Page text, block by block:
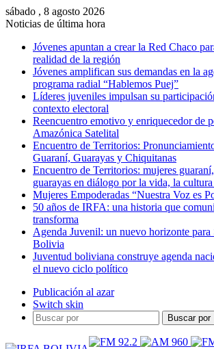
sábado , 8 agosto 2026
Noticias de última hora
Jóvenes apuntan a crear la Red Chaco
realidad de la región
Jóvenes amplifican sus demandas en la
programa radial “Hablemos Puej”
Líderes juveniles impulsan su
contexto electoral
Reencuentro emotivo y enriquecedor de
Amazónica Satelital
Encuentro de Territorios:
Guaraní, Guarayas y Chiquitanas
Encuentro de Territorios: mujeres
guarayas en diálogo por la vida, la
Mujeres Empoderadas “Nuestra Voz es
50 años de IRFA: una historia que
transforma
Agenda Juvenil: un nuevo horizonte para
Bolivia
Juventud boliviana construye agenda
el nuevo ciclo político
Publicación al azar
Switch skin
Buscar por